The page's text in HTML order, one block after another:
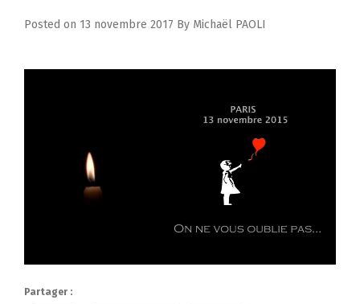
Posted on 13 novembre 2017 By Michaël PAOLI
Partager :